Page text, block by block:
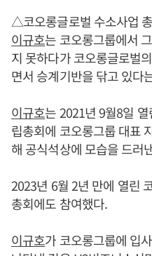
△코오롱글로벌 수소사업
이규호는 코오롱그룹에서
지 못하다가 코오롱글로벌
면서 승계기반을 닦고 있다
이규호는 2021년 9월8일 열
립총회에 코오롱그룹 대표
해 공식석상에 모습을 드러
2023년 6월 2년 만에 열린
총회에도 참여했다.
이규호가 코오롱그룹에 입